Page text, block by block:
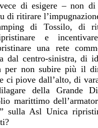
di esigere – non
di ritirare
di Tossilo, di
e
una rete
dal centro-sinistra, di
per non subire più il
ci piove dall’alto, di
della Grande
marittimo
sulla Asl Unica